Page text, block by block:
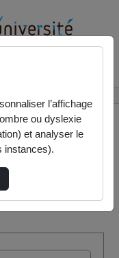
l’affichage
ou dyslexie
et analyser le
instances).